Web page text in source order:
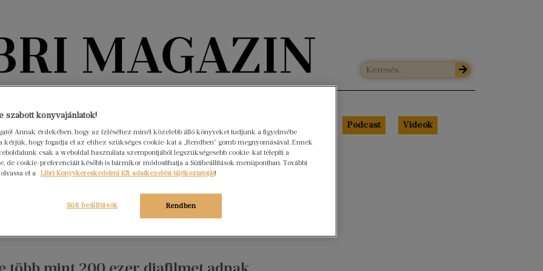
Könyvektől az olvasókig
Podcast Videók
satöbbi – Finy Petra:
szocializmus, Budapest… és egy ötfős banda: átlagtinik
gimiből. Kamaszregény a 60-as évekről.
szabott könyvajánlatok!
Annak érdekében, hogy az ízléséhez minél közelebb álló könyveket tudjunk a figyelmébe
kérjük, hogy fogadja el az ehhez szükséges cookie-kat a „Rendben” gomb megnyomásával. Ennek
csak a weboldal használata szempontjából legszükségesebb cookie-kat telepíti a
de cookie-preferenciáit később is bármikor módosíthatja a Sütibeállítások menüpontban. További
el a Libri Könyvkereskedelmi Kft. adatkezelési tájékoztatóját!
Rendben
Süti beállítások